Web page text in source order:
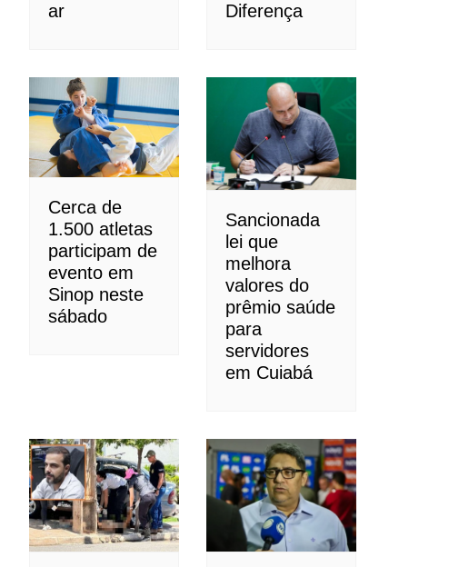
ar Diferença
Cerca de
1.500 atletas
participam de
evento em
Sinop neste
sábado
Sancionada
lei que
melhora
valores do
prêmio saúde
para
servidores
em Cuiabá